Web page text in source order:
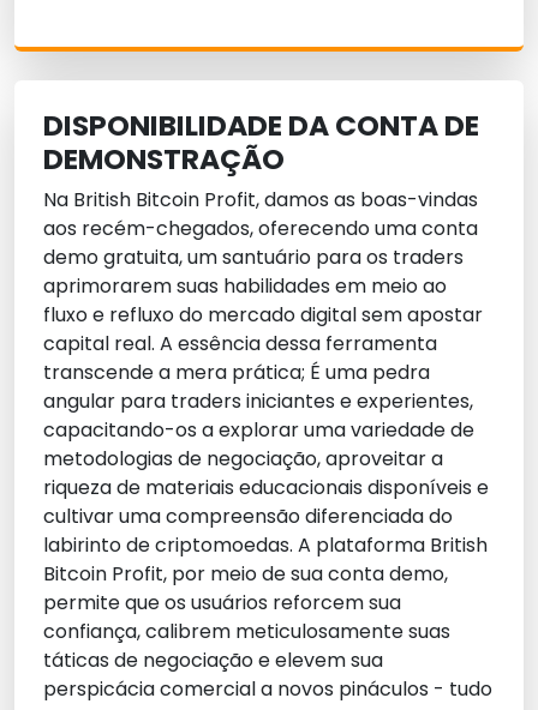
DISPONIBILIDADE DA CONTA DE
DEMONSTRAÇÃO
Na British Bitcoin Profit, damos as boas-vindas
aos recém-chegados, oferecendo uma conta
demo gratuita, um santuário para os traders
aprimorarem suas habilidades em meio ao
fluxo e refluxo do mercado digital sem apostar
capital real. A essência dessa ferramenta
transcende a mera prática; É uma pedra
angular para traders iniciantes e experientes,
capacitando-os a explorar uma variedade de
metodologias de negociação, aproveitar a
riqueza de materiais educacionais disponíveis e
cultivar uma compreensão diferenciada do
labirinto de criptomoedas. A plataforma British
Bitcoin Profit, por meio de sua conta demo,
permite que os usuários reforcem sua
confiança, calibrem meticulosamente suas
táticas de negociação e elevem sua
perspicácia comercial a novos pináculos - tudo